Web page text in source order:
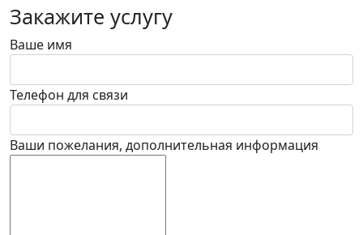
Закажите услугу
Ваше имя
Телефон для связи
Ваши пожелания, дополнительная информация